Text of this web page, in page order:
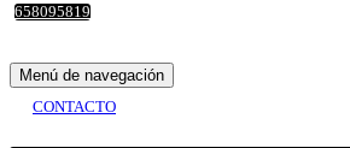
658095819
Menú de navegación
CONTACTO